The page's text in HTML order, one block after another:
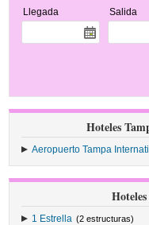
Llegada Salida
Hoteles
Aeropuerto Tampa
1 Estrella (2 estructuras)